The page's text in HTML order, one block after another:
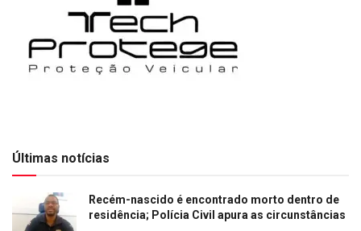
Últimas notícias
Recém-nascido é encontrado morto dentro de
residência; Polícia Civil apura as circunstâncias